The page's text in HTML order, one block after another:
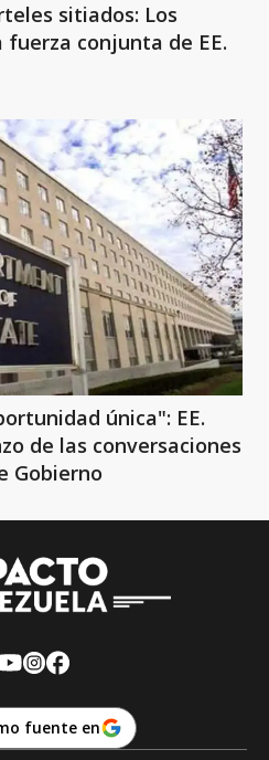
sitiados: Los
fuerza conjunta de EE.
única": EE.
de las conversaciones
Gobierno
fuente en